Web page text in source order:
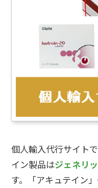
個人輸入代行サイト
イン製品はジェネリ
す。「アキュテイン